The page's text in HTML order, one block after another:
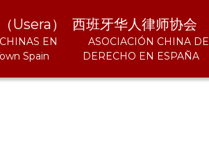
Usera）  西班牙华人律师协会
EN           ASOCIACIÓN CHINA DE
Spain DERECHO EN ESPAÑA